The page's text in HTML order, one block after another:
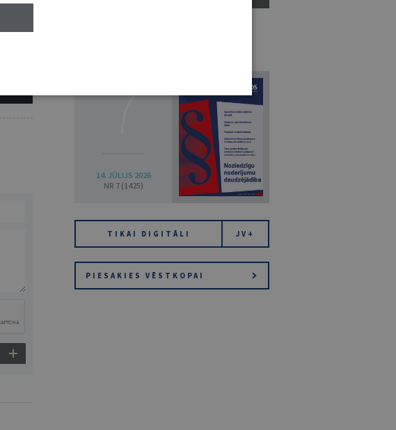
7
14. JŪLIJS 2026
NR 7 (1425)
TIKAI DIGITĀLI JV+
PIESAKIES VĒSTKOPAI